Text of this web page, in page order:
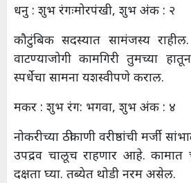
धनु : शुभ रंगःमोरपंखी, शुभ अंक : २
कौटुंबिक सदस्यात सामंजस्य
वाटण्याजोगी कामगिरी तुमच्या
स्पर्धेचा सामना यशस्वीपणे कराल.
मकर : शुभ रंग: भगवा, शुभ अंक : ४
नोकरीच्या ठीकाणी वरीष्ठांची मर्जी
उपद्रव चालूच राहणार आहे. कामात
दक्षता घ्या. तब्येत थोडी नरम असेल.